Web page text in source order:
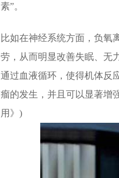
素”。
比如在神经系统方面，负氧
劳，从而明显改善失眠、无
通过血液循环，使得机体反
瘤的发生，并且可以显著增
用》)